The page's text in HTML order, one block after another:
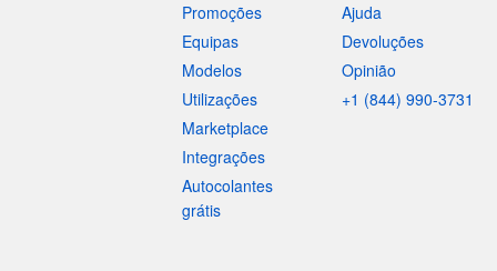
Promoções
Equipas
Modelos
Utilizações
Marketplace
Integrações
Autocolantes
grátis
Ajuda
Devoluções
Opinião
+1 (844) 990-3731